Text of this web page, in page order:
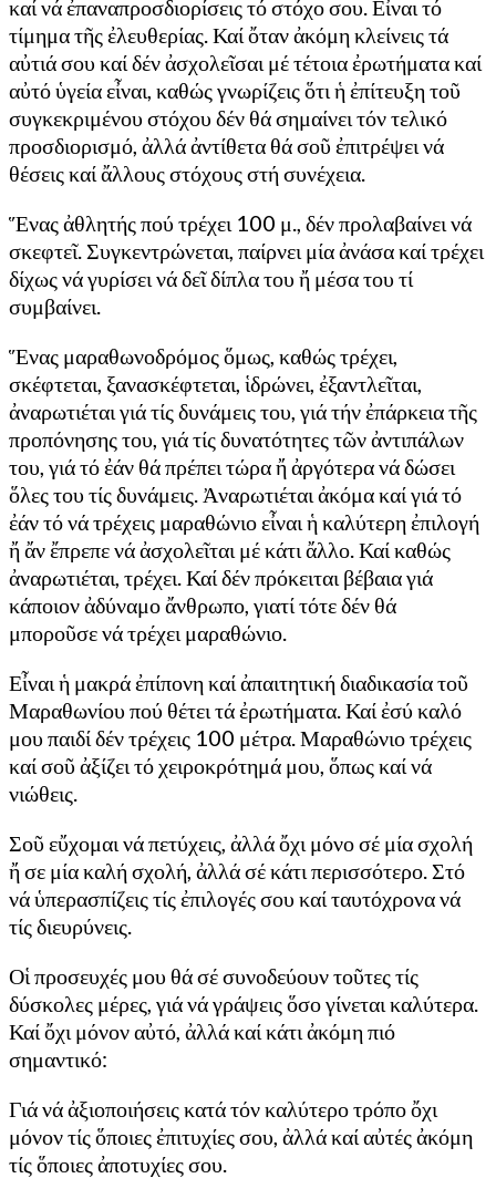
καί νά ἐπαναπροσδιορίσεις τό στόχο σου. Εἶναι τό
τίμημα τῆς ἐλευθερίας. Καί ὄταν ἀκόμη κλείνεις τά
αὐτιά σου καί δέν ἀσχολεῖσαι μέ τέτοια ἐρωτήματα καί
αὐτό ὑγεία εἶναι, καθώς γνωρίζεις ὅτι ἡ ἐπίτευξη τοῦ
συγκεκριμένου στόχου δέν θά σημαίνει τόν τελικό
προσδιορισμό, ἀλλά ἀντίθετα θά σοῦ ἐπιτρέψει νά
θέσεις καί ἄλλους στόχους στή συνέχεια.
Ἕνας ἀθλητής πού τρέχει 100 μ., δέν προλαβαίνει νά
σκεφτεῖ. Συγκεντρώνεται, παίρνει μία ἀνάσα καί τρέχει
δίχως νά γυρίσει νά δεῖ δίπλα του ἤ μέσα του τί
συμβαίνει.
Ἕνας μαραθωνοδρόμος ὅμως, καθώς τρέχει,
σκέφτεται, ξανασκέφτεται, ἱδρώνει, ἐξαντλεῖται,
ἀναρωτιέται γιά τίς δυνάμεις του, γιά τήν ἐπάρκεια τῆς
προπόνησης του, γιά τίς δυνατότητες τῶν ἀντιπάλων
του, γιά τό ἐάν θά πρέπει τώρα ἤ ἀργότερα νά δώσει
ὅλες του τίς δυνάμεις. Ἀναρωτιέται ἀκόμα καί γιά τό
ἐάν τό νά τρέχεις μαραθώνιο εἶναι ἡ καλύτερη ἐπιλογή
ἤ ἄν ἔπρεπε νά ἀσχολεῖται μέ κάτι ἄλλο. Καί καθώς
ἀναρωτιέται, τρέχει. Καί δέν πρόκειται βέβαια γιά
κάποιον ἀδύναμο ἄνθρωπο, γιατί τότε δέν θά
μποροῦσε νά τρέχει μαραθώνιο.
Εἶναι ἡ μακρά ἐπίπονη καί ἀπαιτητική διαδικασία τοῦ
Μαραθωνίου πού θέτει τά ἐρωτήματα. Καί ἐσύ καλό
μου παιδί δέν τρέχεις 100 μέτρα. Μαραθώνιο τρέχεις
καί σοῦ ἀξίζει τό χειροκρότημά μου, ὅπως καί νά
νιώθεις.
Σοῦ εὔχομαι νά πετύχεις, ἀλλά ὄχι μόνο σέ μία σχολή
ἤ σε μία καλή σχολή, ἀλλά σέ κάτι περισσότερο. Στό
νά ὑπερασπίζεις τίς ἐπιλογές σου καί ταυτόχρονα νά
τίς διευρύνεις.
Οἱ προσευχές μου θά σέ συνοδεύουν τοῦτες τίς
δύσκολες μέρες, γιά νά γράψεις ὅσο γίνεται καλύτερα.
Καί ὄχι μόνον αὐτό, ἀλλά καί κάτι ἀκόμη πιό
σημαντικό:
Γιά νά ἀξιοποιήσεις κατά τόν καλύτερο τρόπο ὄχι
μόνον τίς ὅποιες ἐπιτυχίες σου, ἀλλά καί αὐτές ἀκόμη
τίς ὅποιες ἀποτυχίες σου.